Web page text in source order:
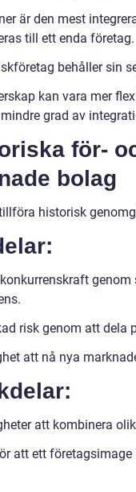
är den mest
till ett enda företag.
behåller sin
kan vara mer
grad av
för-
bolag
historisk
genom
risk genom att dela
att nå nya
att kombinera
att ett